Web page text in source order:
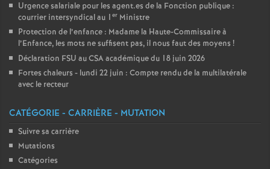
Urgence salariale pour les agent.es de la Fonction publique :
courrier intersyndical au 1 er Ministre
Protection de l’enfance : Madame la Haute-Commissaire à
l’Enfance, les mots ne suffisent pas, il nous faut des moyens !
Déclaration FSU au CSA académique du 18 juin 2026
Fortes chaleurs - lundi 22 juin : Compte rendu de la multilatérale
avec le recteur
CATÉGORIE - CARRIÈRE - MUTATION
Suivre sa carrière
Mutations
Catégories